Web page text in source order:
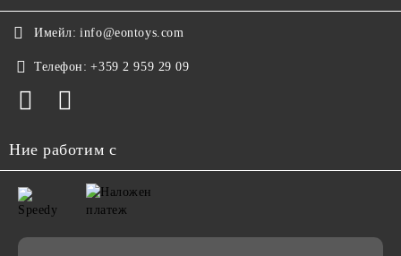
Имейл: info@eontoys.com
Телефон: +359 2 959 29 09
Ние работим с